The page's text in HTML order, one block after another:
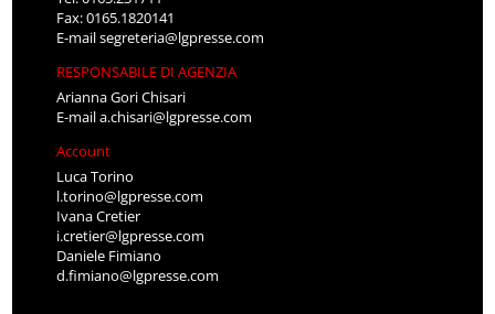
Fax: 0165.1820141
E-mailsegreteria@lgpresse.com
RESPONSABILE DI AGENZIA
Arianna Gori Chisari
E-maila.chisari@lgpresse.com
Account
Luca Torino
l.torino@lgpresse.com
Ivana Cretier
i.cretier@lgpresse.com
Daniele Fimiano
d.fimiano@lgpresse.com